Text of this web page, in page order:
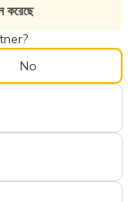
করেছে
No